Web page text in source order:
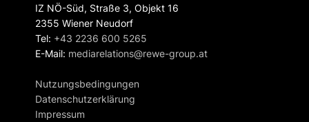
IZ NÖ-Süd, Straße 3, Objekt 16
2355 Wiener Neudorf
Tel: +43 2236 600 5265
E-Mail: mediarelations@rewe-group.at
Nutzungsbedingungen
Datenschutzerklärung
Impressum